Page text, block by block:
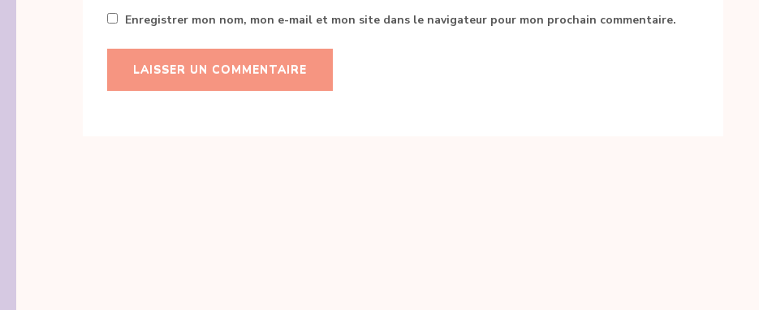
Enregistrer mon nom, mon e-mail et mon site dans le navigateur pour mon prochain commentaire.